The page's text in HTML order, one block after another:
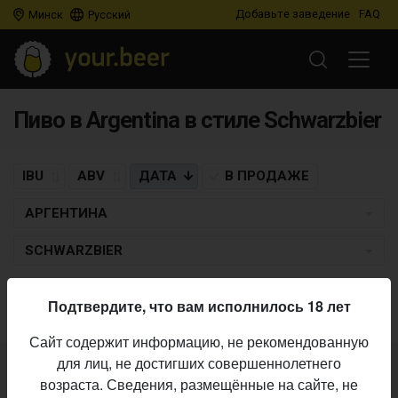
Минск Русский Добавьте заведение FAQ
Пиво в Argentina в стиле Schwarzbier
IBU ABV ДАТА В ПРОДАЖЕ
АРГЕНТИНА
SCHWARZBIER
Не нашли ваш бар или магазин в каталоге?
Подтвердите, что вам исполнилось 18 лет
Сайт содержит информацию, не рекомендованную
для лиц, не достигших совершеннолетнего
возраста. Сведения, размещённые на сайте, не